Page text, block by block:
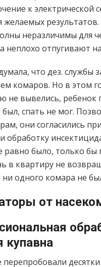
к электрической
желаемых
неразличимы для
неплохо отпугивают
что дез. службы
комаров. Но в этом
не вывелись, ребенок
был, спать не мог.
они согласились
обработку
равно было, только бы
в квартиру не
одного комара не
купавна
перепробовали